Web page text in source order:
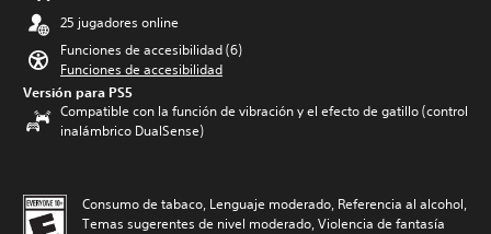
25 jugadores online
Funciones de accesibilidad (6)
Funciones de accesibilidad
Versión para PS5
Compatible con la función de vibración y el efecto de gatillo (control
inalámbrico DualSense)
Consumo de tabaco, Lenguaje moderado, Referencia al alcohol,
Temas sugerentes de nivel moderado, Violencia de fantasía